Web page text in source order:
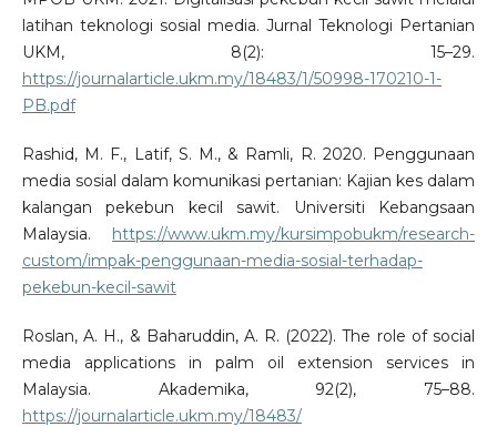
latihan teknologi sosial media. Jurnal Teknologi Pertanian
UKM, 8(2): 15–29.
https://journalarticle.ukm.my/18483/1/50998-170210-1-
PB.pdf
Rashid, M. F., Latif, S. M., & Ramli, R. 2020. Penggunaan
media sosial dalam komunikasi pertanian: Kajian kes dalam
kalangan pekebun kecil sawit. Universiti Kebangsaan
Malaysia. https://www.ukm.my/kursimpobukm/research-
custom/impak-penggunaan-media-sosial-terhadap-
pekebun-kecil-sawit
Roslan, A. H., & Baharuddin, A. R. (2022). The role of social
media applications in palm oil extension services in
Malaysia. Akademika, 92(2), 75–88.
https://journalarticle.ukm.my/18483/